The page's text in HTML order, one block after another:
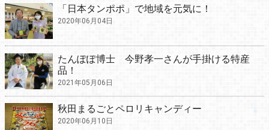
「日本タンポポ」で地域を元気に！
2020年06月04日
たんぽぽ博士 今野孝一さんが手掛ける特産
品！
2021年05月06日
秋田まるごとペロリキャンディー
2020年06月10日